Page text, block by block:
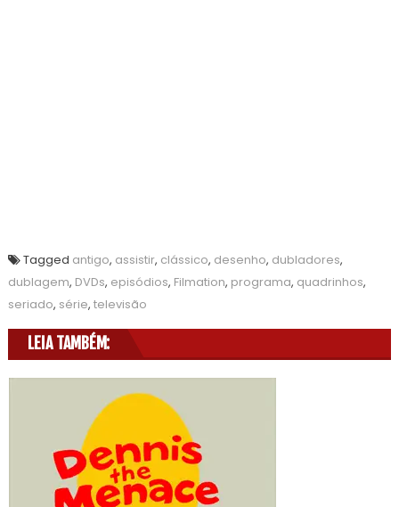
Tagged antigo, assistir, clássico, desenho, dubladores,
dublagem, DVDs, episódios, Filmation, programa, quadrinhos,
seriado, série, televisão
LEIA TAMBÉM: